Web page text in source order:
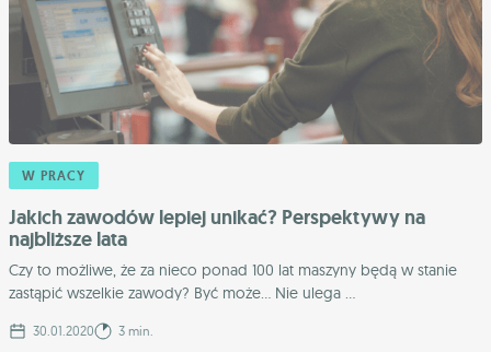
W PRACY
Jakich zawodów lepiej unikać? Perspektywy na
najbliższe lata
Czy to możliwe, że za nieco ponad 100 lat maszyny będą w stanie
zastąpić wszelkie zawody? Być może… Nie ulega ...
30.01.2020 3 min.